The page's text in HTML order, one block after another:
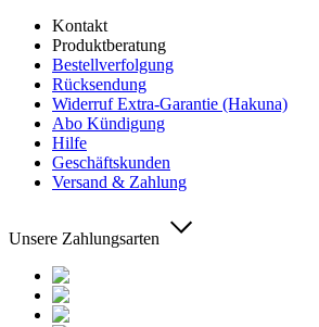
Kontakt
Produktberatung
Bestellverfolgung
Rücksendung
Widerruf Extra-Garantie (Hakuna)
Abo Kündigung
Hilfe
Geschäftskunden
Versand & Zahlung
Unsere Zahlungsarten